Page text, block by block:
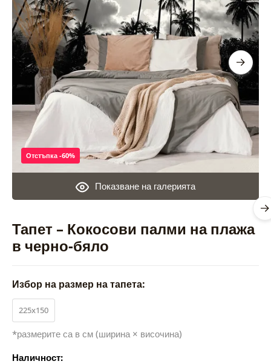
Тапет – Кокосови палми на плажа
в черно-бяло
Показване на галерията
Отстъпка -60%
Избор на размер на тапета:
225x150
*размерите са в см (ширина × височина)
Наличност: